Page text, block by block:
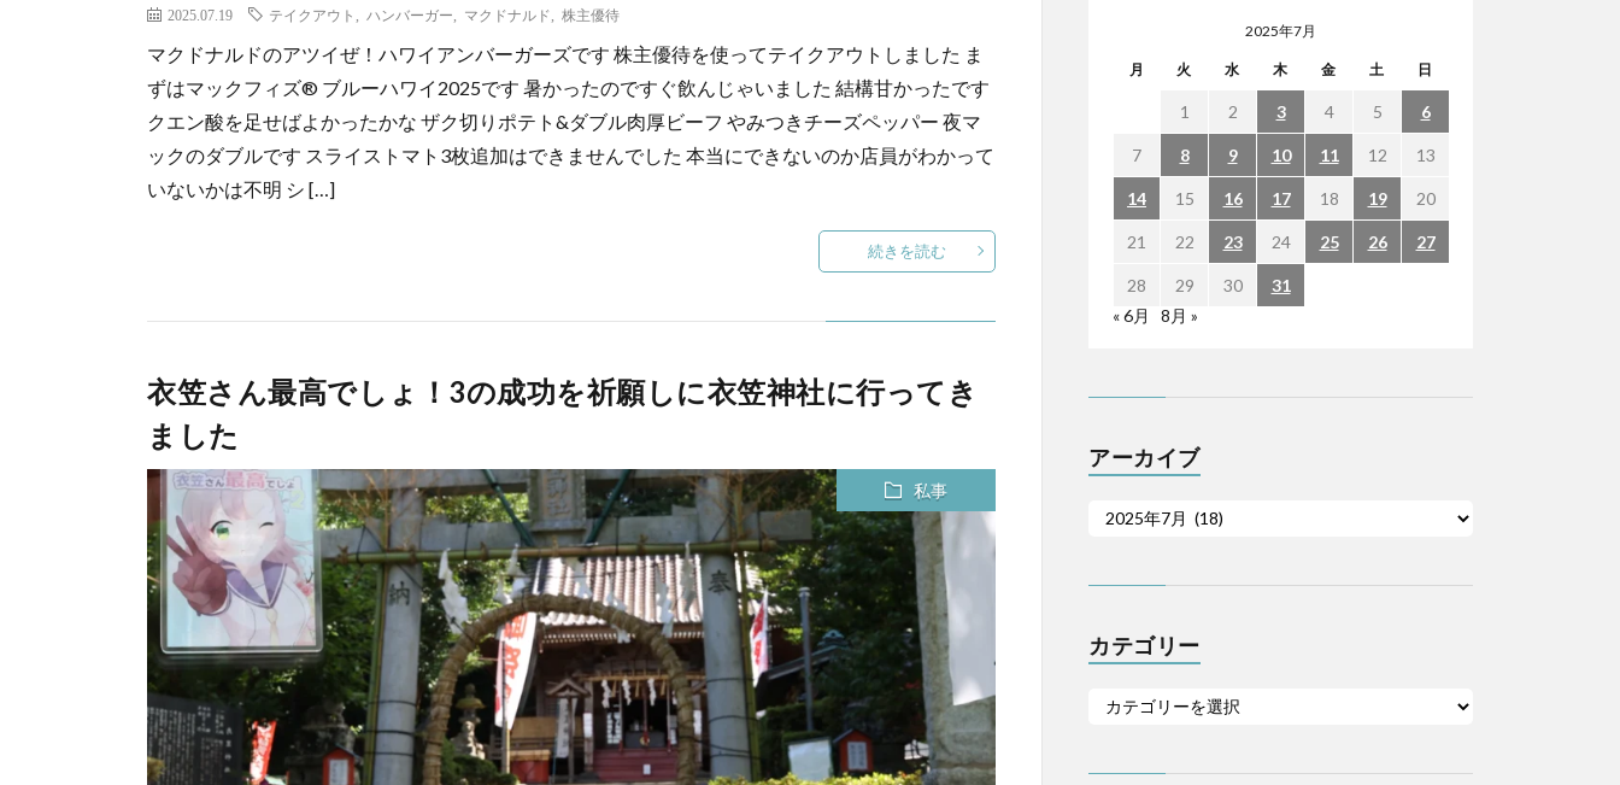
2025.07.19 テイクアウト ハンバーガー マクドナルド 株主優待
マクドナルドのアツイぜ！ハワイアンバーガーズです 株主優待を使ってテイクアウトしました ま
ずはマックフィズ® ブルーハワイ2025です 暑かったのですぐ飲んじゃいました 結構甘かったです
クエン酸を足せばよかったかな ザク切りポテト&ダブル肉厚ビーフ やみつきチーズペッパー 夜マ
ックのダブルです スライストマト3枚追加はできませんでした 本当にできないのか店員がわかって
いないかは不明 シ […]
続きを読む
衣笠さん最高でしょ！3の成功を祈願しに衣笠神社に行ってき
ました
私事
2025年7月
月 火 水 木 金 土 日
1 2 3 4 5 6
7 8 9 10 11 12 13
14 15 16 17 18 19 20
21 22 23 24 25 26 27
28 29 30
31
« 6月
8月 »
アーカイブ
カテゴリー